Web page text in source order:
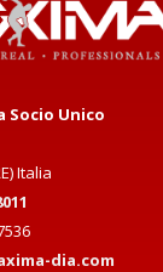
Socio Unico
Italia
dia.com